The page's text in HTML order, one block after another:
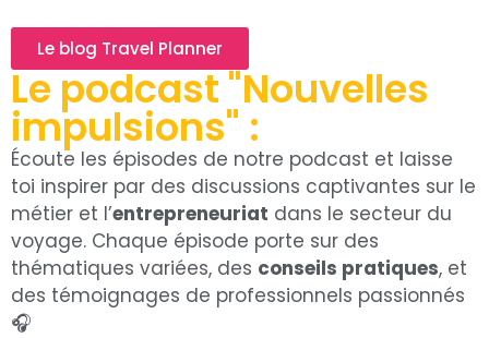
Le blog Travel Planner
Le podcast "Nouvelles
impulsions" :
Écoute les épisodes de notre podcast et laisse
toi inspirer par des discussions captivantes sur le
métier et l’entrepreneuriat dans le secteur du
voyage. Chaque épisode porte sur des
thématiques variées, des conseils pratiques, et
des témoignages de professionnels passionnés
🎧